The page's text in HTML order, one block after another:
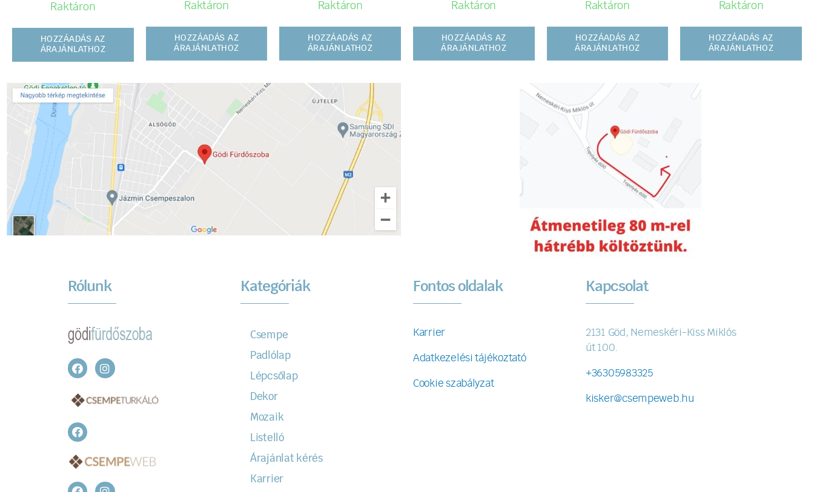
Raktáron
HOZZÁADÁS AZ
ÁRAJÁNLATHOZ
Raktáron
HOZZÁADÁS AZ
ÁRAJÁNLATHOZ
Raktáron
HOZZÁADÁS AZ
ÁRAJÁNLATHOZ
Raktáron
HOZZÁADÁS AZ
ÁRAJÁNLATHOZ
Raktáron
HOZZÁADÁS AZ
ÁRAJÁNLATHOZ
Raktáron
HOZZÁADÁS AZ
ÁRAJÁNLATHOZ
Rólunk Kategóriák
Csempe
Padlólap
Lépcsőlap
Dekor
Mozaik
Listelló
Árajánlat kérés
Karrier
Fontos oldalak
Karrier
Adatkezelési tájékoztató
Cookie szabályzat
Kapcsolat
2131 Göd, Nemeskéri-Kiss Miklós
út 100.
+36305983325
kisker@csempeweb.hu